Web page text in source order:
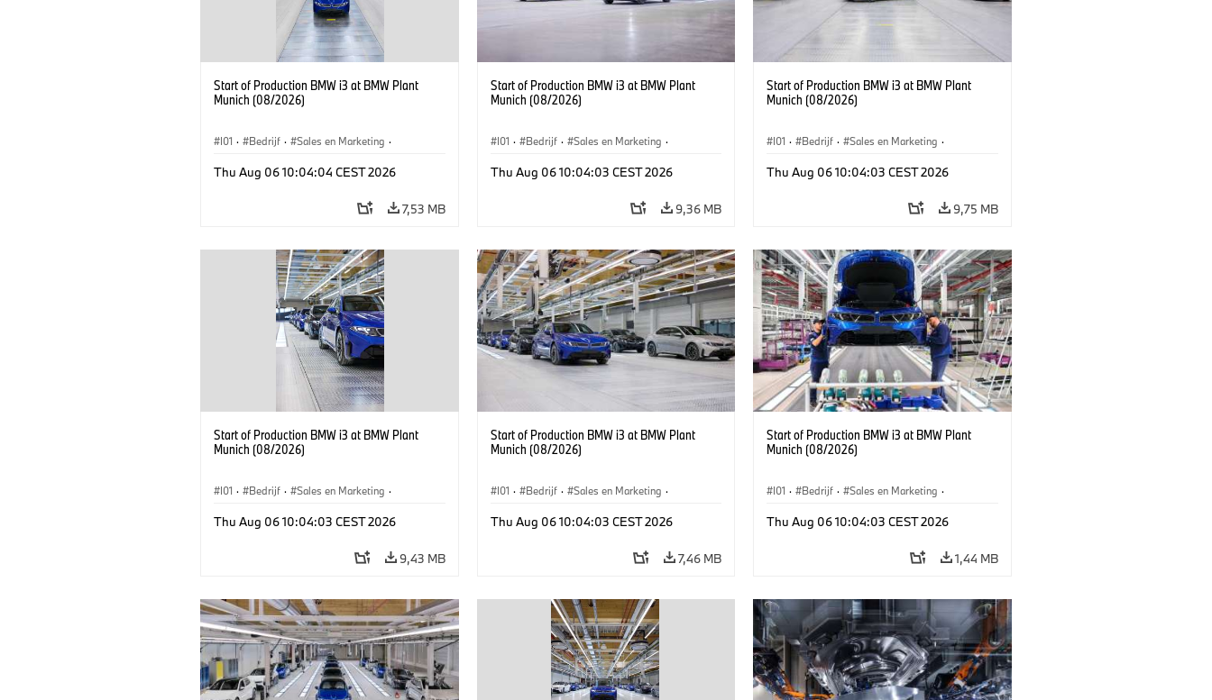
Start of Production BMW i3 at BMW Plant
Munich (08/2026)
I01 · Bedrijf · Sales en Marketing ·
Thu Aug 06 10:04:04 CEST 2026
7,53 MB
Start of Production BMW i3 at BMW Plant
Munich (08/2026)
I01 · Bedrijf · Sales en Marketing ·
Thu Aug 06 10:04:03 CEST 2026
9,36 MB
Start of Production BMW i3 at BMW Plant
Munich (08/2026)
I01 · Bedrijf · Sales en Marketing ·
Thu Aug 06 10:04:03 CEST 2026
9,75 MB
Start of Production BMW i3 at BMW Plant
Munich (08/2026)
I01 · Bedrijf · Sales en Marketing ·
Thu Aug 06 10:04:03 CEST 2026
9,43 MB
Start of Production BMW i3 at BMW Plant
Munich (08/2026)
I01 · Bedrijf · Sales en Marketing ·
Thu Aug 06 10:04:03 CEST 2026
7,46 MB
Start of Production BMW i3 at BMW Plant
Munich (08/2026)
I01 · Bedrijf · Sales en Marketing ·
Thu Aug 06 10:04:03 CEST 2026
1,44 MB